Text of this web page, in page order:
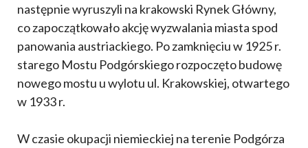
następnie wyruszyli na krakowski Rynek Główny,
co zapoczątkowało akcję wyzwalania miasta spod
panowania austriackiego. Po zamknięciu w 1925 r.
starego Mostu Podgórskiego rozpoczęto budowę
nowego mostu u wylotu ul. Krakowskiej, otwartego
w 1933 r.
W czasie okupacji niemieckiej na terenie Podgórza